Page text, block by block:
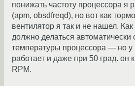
понижать частоту процессора я
(apm, obsdfreqd), но вот как
вентилятор я так и не нашел.
должно делаться
температуры процессора — но у
работает и даже при 50 град. он
RPM.